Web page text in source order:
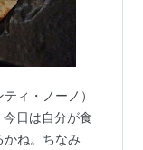
ィ・ノーノ）
日は自分が食
ね。ちなみ